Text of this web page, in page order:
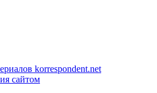
korrespondent.net
сайтом